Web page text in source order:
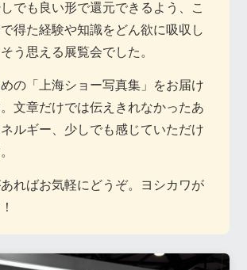
でも良い形で還元できるよう、こ
得た経験や知識をどん欲に吸収し
う思える展覧会でした。
の「上海ショー写真集」をお届け
文章だけでは伝えきれなかったあ
ルギー、少しでも感じていただけ
ればお気軽にどうぞ。ヨシカワが